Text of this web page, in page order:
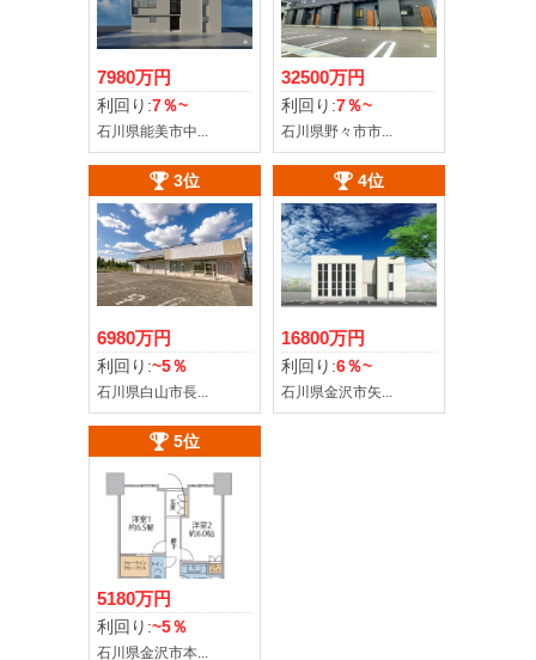
7980万円
利回り:7％~
石川県能美市中...
32500万円
利回り:7％~
石川県野々市市...
3位
6980万円
利回り:~5％
石川県白山市長...
4位
16800万円
利回り:6％~
石川県金沢市矢...
5位
5180万円
利回り:~5％
石川県金沢市本...